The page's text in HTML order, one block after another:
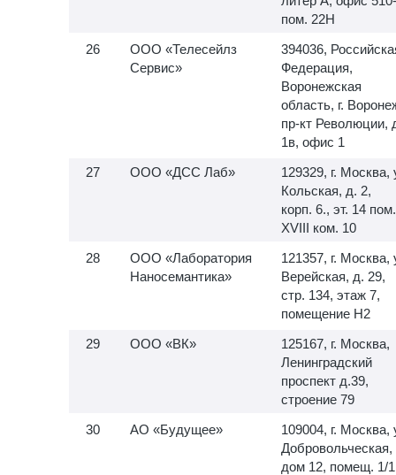
пом. 22Н
ООО «Телесейлз
Сервис»
394036,
Федерация,
Воронежская
область, г.
пр-кт Революции,
1в, офис 1
ООО «ДСС Лаб»
129329, г. Москва,
Кольская, д. 2,
корп. 6., эт. 14 пом.
XVIII ком. 10
ООО «Лаборатория
Наносемантика»
121357, г. Москва,
Верейская, д. 29,
стр. 134, этаж 7,
помещение H2
ООО «ВК»
125167, г. Москва,
Ленинградский
проспект д.39,
строение 79
АО «Будущее»
109004, г. Москва,
Добровольческая,
дом 12, помещ. 1/1